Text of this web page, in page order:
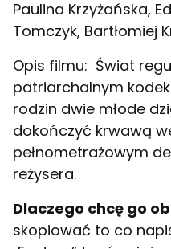
Paulina Krzyżańska,
Tomczyk, Bartłomiej
Opis filmu: Świat
patriarchalnym
rodzin dwie młode
dokończyć krwawą
pełnometrażowym
reżysera.
Dlaczego chcę go
skopiować to co